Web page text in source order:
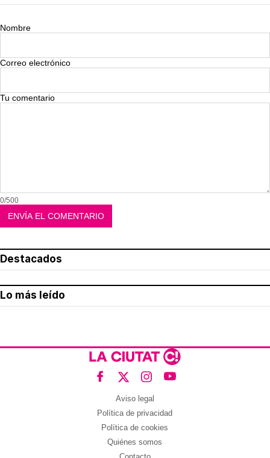
Nombre
Correo electrónico
Tu comentario
0/500
Destacados
Lo más leído
Aviso legal
Política de privacidad
Política de cookies
Quiénes somos